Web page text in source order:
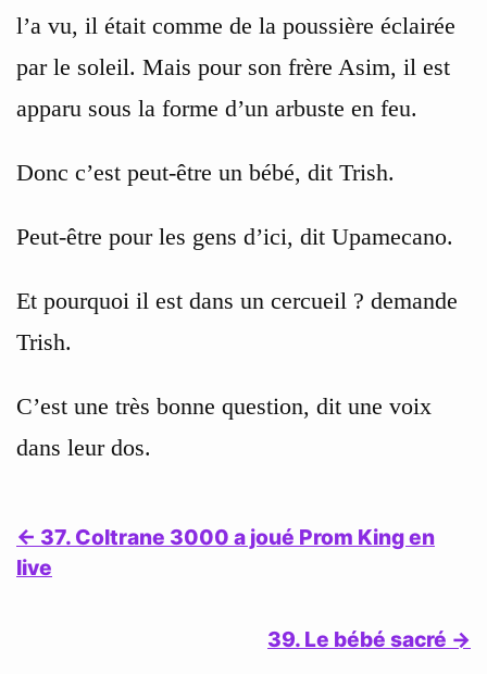
l’a vu, il était comme de la poussière éclairée
par le soleil. Mais pour son frère Asim, il est
apparu sous la forme d’un arbuste en feu.
Donc c’est peut-être un bébé, dit Trish.
Peut-être pour les gens d’ici, dit Upamecano.
Et pourquoi il est dans un cercueil ? demande
Trish.
C’est une très bonne question, dit une voix
dans leur dos.
← 37. Coltrane 3000 a joué Prom King en
live
39. Le bébé sacré →